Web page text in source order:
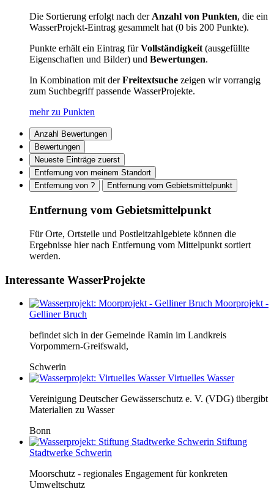
Die Sortierung erfolgt nach derAnzahl von Punkten, die ein
WasserProjekt-Eintrag gesammelt hat (0 bis 200 Punkte).
Punkte erhält ein Eintrag fürVollständigkeit(ausgefüllte
Eigenschaften und Bilder) und Bewertungen.
In Kombination mit derFreitextsuche zeigen wir vorrangig
zum Suchbegriff passende WasserProjekte.
mehr zu Punkten
Anzahl Bewertungen
Bewertungen
Neueste Einträge zuerst
Entfernung von meinem Standort
Entfernung von ?
Entfernung vom Gebietsmittelpunkt
Entfernung vom Gebietsmittelpunkt
Für Orte, Ortsteile und Postleitzahlgebiete können die
Ergebnisse hier nach Entfernung vom Mittelpunkt sortiert
werden.
Interessante WasserProjekte
Moorprojekt -
Gelliner Bruch
befindet sich in der Gemeinde Ramin im Landkreis
Vorpommern-Greifswald,
Schwerin
Virtuelles Wasser
Vereinigung Deutscher Gewässerschutz e. V. (VDG) übergibt
Materialien zu Wasser
Bonn
Stiftung
Stadtwerke Schwerin
Moorschutz - regionales Engagement für konkreten
Umweltschutz